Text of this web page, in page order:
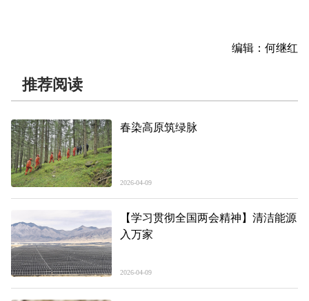
编辑：何继红
推荐阅读
春染高原筑绿脉
2026-04-09
【学习贯彻全国两会精神】清洁能源
入万家
2026-04-09